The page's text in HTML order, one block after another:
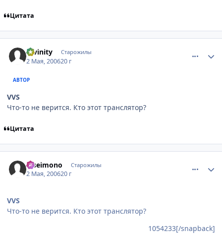
Цитата
Divinity Старожилы
2 Мая, 200620 г
АВТОР
VVS
Что-то не верится. Кто этот транслятор?
Цитата
niseimono Старожилы
2 Мая, 200620 г
VVS
Что-то не верится. Кто этот транслятор?
1054233[/snapback]